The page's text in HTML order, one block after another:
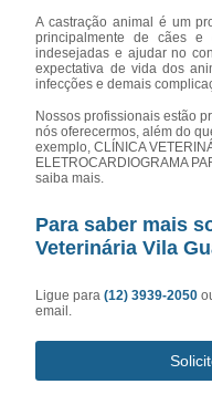
A castração animal é um
principalmente de cães
indesejadas e ajudar no
expectativa de vida dos
infecções e demais
Nossos profissionais estão
nós oferecermos, além do
exemplo, CLÍNICA
ELETROCARDIOGRAMA
saiba mais.
Para saber mais
Veterinária Vila
Ligue para(12) 3939-2050
email.